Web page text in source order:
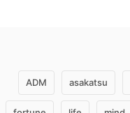
ADM asakatsu